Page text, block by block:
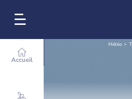
Accueil
Météo